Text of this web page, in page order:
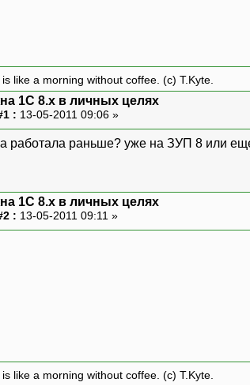
like a morning without coffee. (c) T.Kyte.
1С 8.x в личных целях
: 13-05-2011 09:06 »
работала раньше? уже на ЗУП 8 или
1С 8.x в личных целях
: 13-05-2011 09:11 »
like a morning without coffee. (c) T.Kyte.